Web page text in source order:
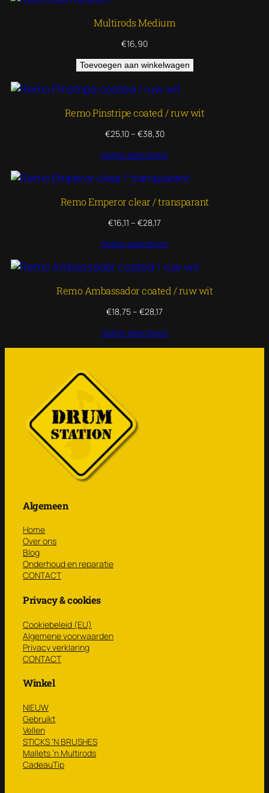
Multirods Medium
€16,90
Toevoegen aan winkelwagen
Remo Pinstripe coated / ruw wit
€25,10– €38,30Prijsklasse:
tot
Opties selecteren
Remo Emperor clear / transparant
€16,11 – €28,17Prijsklasse:
tot
Opties selecteren
Remo Ambassador coated / ruw wit
€18,75– €28,17Prijsklasse:
tot
€28,17
Opties selecteren
Algemeen
Home
Over ons
Blog
Onderhoud en reparatie
CONTACT
Privacy & cookies
Cookiebeleid (EU)
Algemene voorwaarden
Privacy verklaring
CONTACT
Winkel
NIEUW
Gebruikt
Vellen
STICKS ‘N BRUSHES
Mallets ’n Multirods
CadeauTip